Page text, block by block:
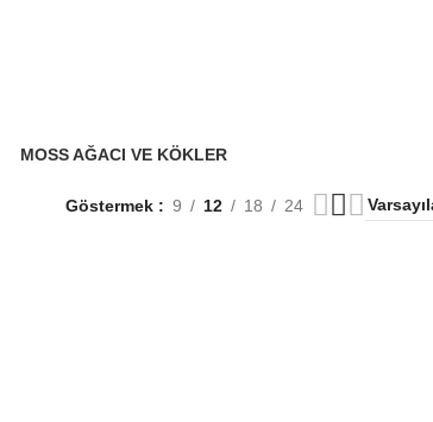
MOSS AĞACI VE KÖKLER
Göstermek 9 12 18 24